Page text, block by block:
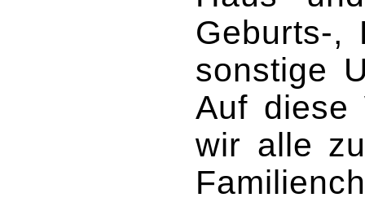
Geburts-,
sonstige
Auf diese
wir alle